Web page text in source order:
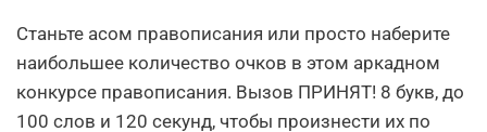
Станьте асом правописания или просто наберите
наибольшее количество очков в этом аркадном
конкурсе правописания. Вызов ПРИНЯТ! 8 букв, до
100 слов и 120 секунд, чтобы произнести их по